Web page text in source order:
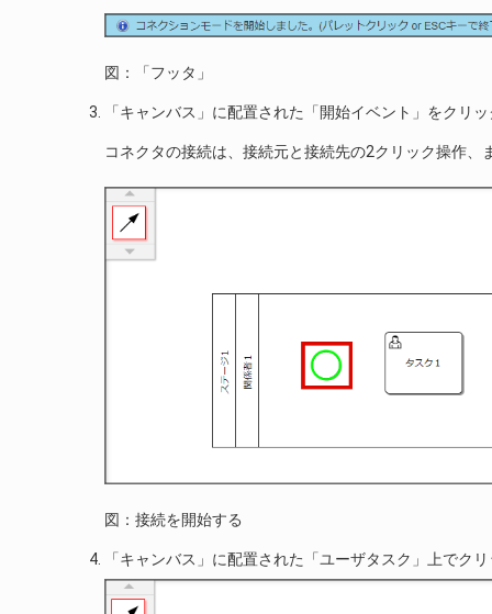
図：「フッタ」
「キャンバス」に配置された「開始イベント」をクリ
コネクタの接続は、接続元と接続先の2クリック操作
図：接続を開始する
「キャンバス」に配置された「ユーザタスク」上でク